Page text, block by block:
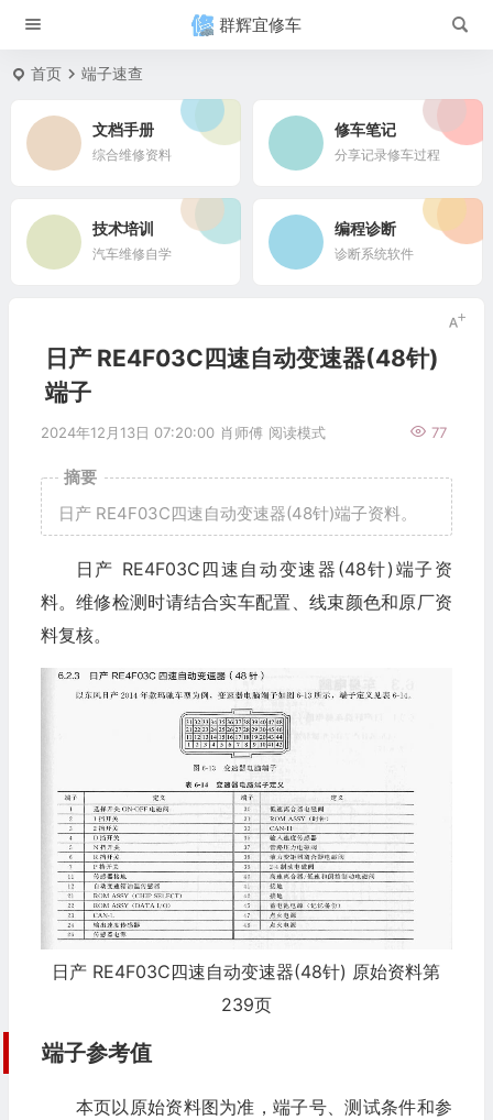
群辉宜修车
首页 端子速查
文档手册
综合维修资料
修车笔记
分享记录修车过程
技术培训
汽车维修自学
编程诊断
诊断系统软件
日产 RE4F03C四速自动变速器(48针)
端子
2024年12月13日 07:20:00 肖师傅 77
阅读模式
摘要
日产 RE4F03C四速自动变速器(48针)端子资料。
日产 RE4F03C四速自动变速器(48针)端子资
料。维修检测时请结合实车配置、线束颜色和原厂资
料复核。
日产 RE4F03C四速自动变速器(48针) 原始资料第
239页
端子参考值
本页以原始资料图为准，端子号、测试条件和参